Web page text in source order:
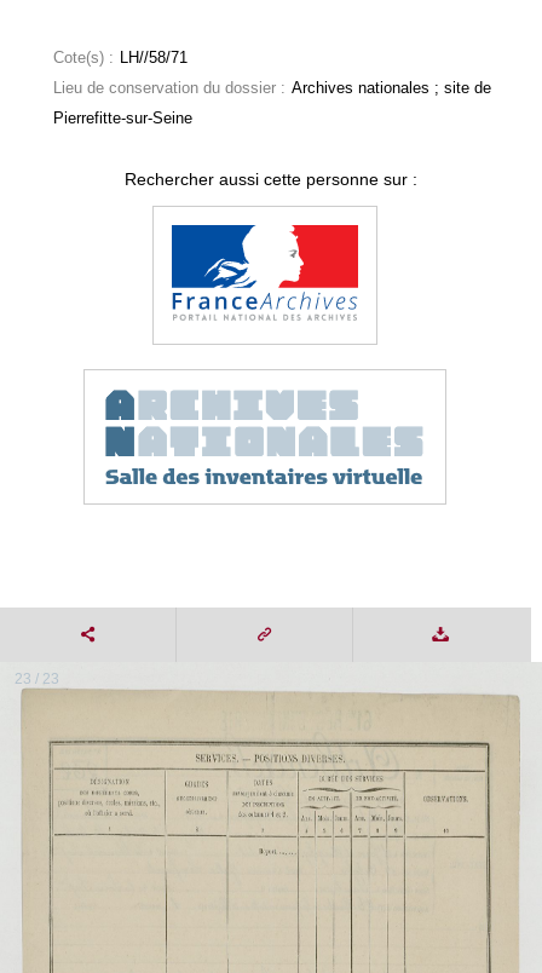
Cote(s) : LH//58/71
Lieu de conservation du dossier : Archives nationales ; site de
Pierrefitte-sur-Seine
Rechercher aussi cette personne sur :
23 / 23